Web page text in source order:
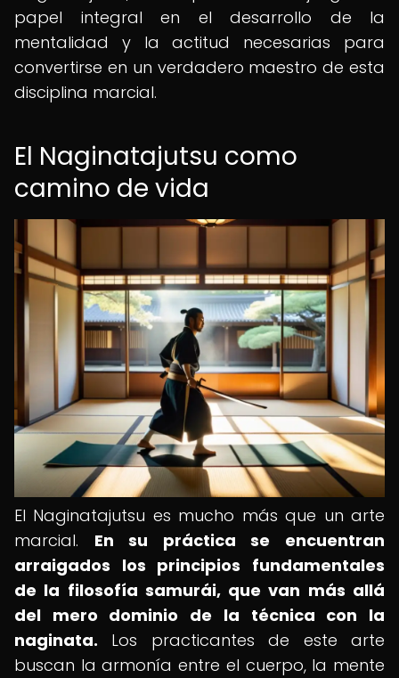
papel integral en el desarrollo de la
mentalidad y la actitud necesarias para
convertirse en un verdadero maestro de esta
disciplina marcial.
El Naginatajutsu como
camino de vida
El Naginatajutsu es mucho más que un arte
marcial. En su práctica se encuentran
arraigados los principios fundamentales
de la filosofía samurái, que van más allá
del mero dominio de la técnica con la
naginata. Los practicantes de este arte
buscan la armonía entre el cuerpo, la mente